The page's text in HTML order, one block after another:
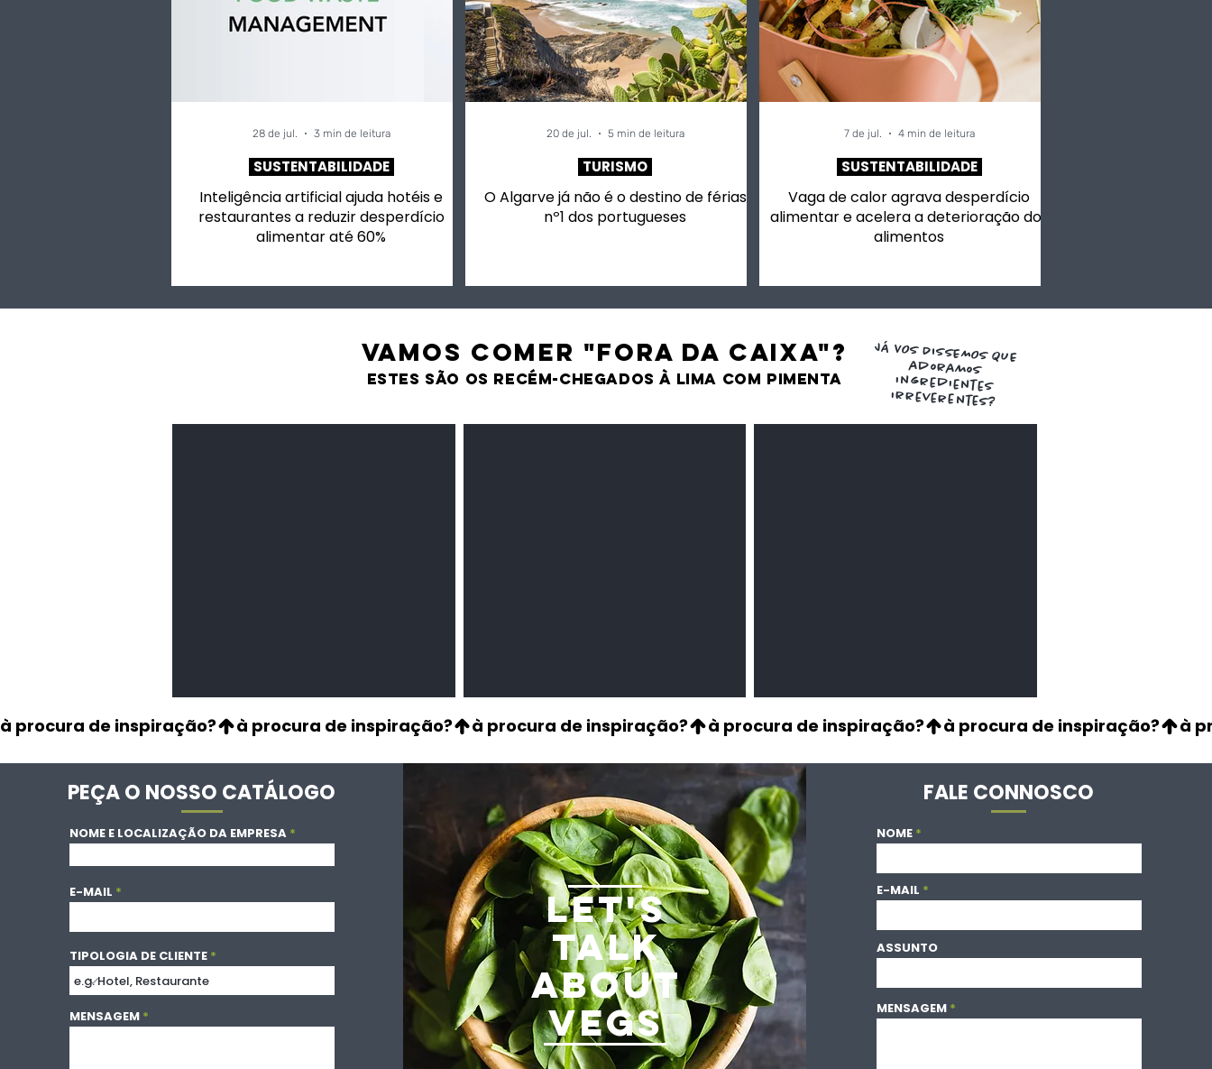
Inteligência artificial ajuda hotéis e
restaurantes a reduzir desperdício
alimentar até 60%
SUSTENTABILIDADE
28 de jul. 3 min de leitura
O Algarve já não é o destino de férias
nº1 dos portugueses
TURISMO
20 de jul. 5 min de leitura
Vaga de calor agrava desperdício
alimentar e acelera a deterioração dos
alimentos
SUSTENTABILIDADE
7 de jul. 4 min de leitura
VAMOS comer "fora da caixa"?
estes são os recém-chegados À LIMA COM PIMENTA
JÁ VOS DISSEMOS QUE
adoramos
ingredientes
irreverentes?
à procura de inspiração?
PEÇA O NOSSO CATÁLOGO
NOME E LOCALIZAÇÃO DA EMPRESA
E-MAIL
TIPOLOGIA DE CLIENTE
MENSAGEM
LET'S
TALK
ABOUT
VEGS
FALE CONNOSCO
NOME
E-MAIL
ASSUNTO
MENSAGEM